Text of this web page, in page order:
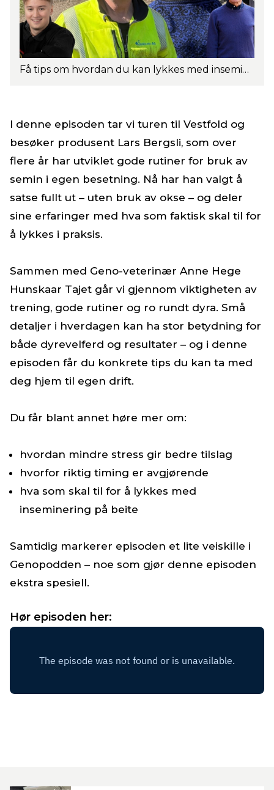
Få tips om hvordan du kan lykkes med inseminering i denne episoden av Genopodden. Fra venstre: Peter Reppen-Gjelseth, Lars Bergsli, Anne Hege Hunskaar Tajet og Rasmus Lang-Ree.
I denne episoden tar vi turen til Vestfold og
besøker produsent Lars Bergsli, som over
flere år har utviklet gode rutiner for bruk av
semin i egen besetning. Nå har han valgt å
satse fullt ut – uten bruk av okse – og deler
sine erfaringer med hva som faktisk skal til for
å lykkes i praksis.
Sammen med Geno-veterinær Anne Hege
Hunskaar Tajet går vi gjennom viktigheten av
trening, gode rutiner og ro rundt dyra. Små
detaljer i hverdagen kan ha stor betydning for
både dyrevelferd og resultater – og i denne
episoden får du konkrete tips du kan ta med
deg hjem til egen drift.
Du får blant annet høre mer om:
hvordan mindre stress gir bedre tilslag
hvorfor riktig timing er avgjørende
hva som skal til for å lykkes med
inseminering på beite
Samtidig markerer episoden et lite veiskille i
Genopodden – noe som gjør denne episoden
ekstra spesiell.
Hør episoden her: